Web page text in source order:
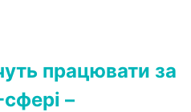
працювати за
–